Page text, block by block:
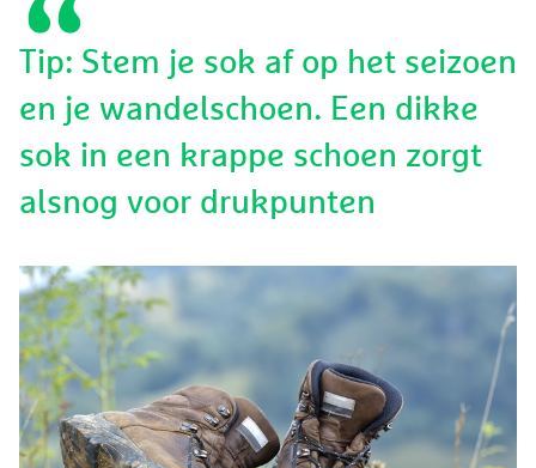
Tip: Stem je sok af op het seizoen
en je wandelschoen. Een dikke
sok in een krappe schoen zorgt
alsnog voor drukpunten